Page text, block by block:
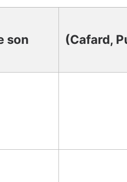
son
(Cafard,